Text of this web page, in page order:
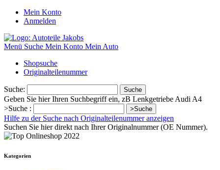
Mein Konto
Anmelden
Menü Suche Mein Konto Mein Auto
Shopsuche
Originalteilenummer
Suche: Suche
Geben Sie hier Ihren Suchbegriff ein, zB Lenkgetriebe Audi A4
>Suche :
>Suche
Hilfe zu der Suche nach Originalteilenummer anzeigen
Suchen Sie hier direkt nach Ihrer Originalnummer (OE Nummer).
Kategorien